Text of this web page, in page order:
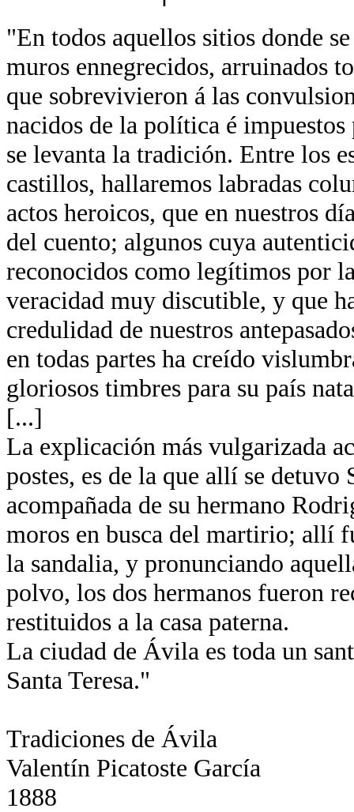
"En todos aquellos sitios donde
muros ennegrecidos, arruinados
que sobrevivieron á las
nacidos de la política é
se levanta la tradición. Entre los
castillos, hallaremos labradas
actos heroicos, que en nuestros
del cuento; algunos cuya
reconocidos como legítimos por
veracidad muy discutible, y que
credulidad de nuestros
en todas partes ha creído
gloriosos timbres para su país
[...]
La explicación más vulgarizada
postes, es de la que allí se detuvo
acompañada de su hermano
moros en busca del martirio; allí
la sandalia, y pronunciando
polvo, los dos hermanos fueron
restituidos a la casa paterna.
La ciudad de Ávila es toda un
Santa Teresa."
Tradiciones de Ávila
Valentín Picatoste García
1888